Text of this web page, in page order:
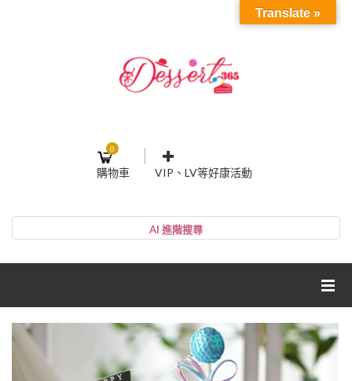
0
購物車 VIP、LV等好康活動
帳號
網紅媽咪蛋糕心得分享
Translate »